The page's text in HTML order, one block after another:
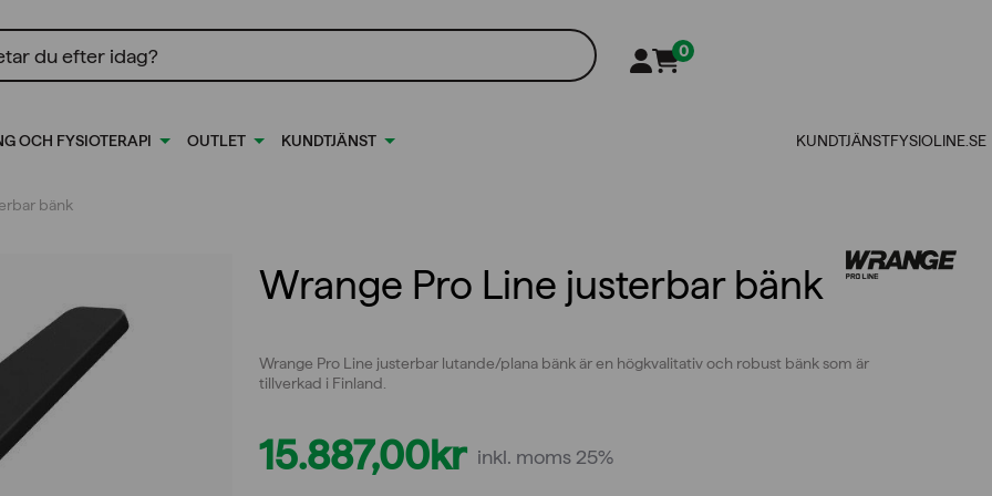
0
OCH FYSIOTERAPI OUTLET KUNDTJÄNST KUNDTJÄNSTFYSIOLINE.SE
bänk
Wrange Pro Line justerbar bänk
Wrange Pro Line justerbar lutande/plana bänk är en högkvalitativ och robust bänk som är
tillverkad i Finland.
15.887,00kr inkl. moms 25%